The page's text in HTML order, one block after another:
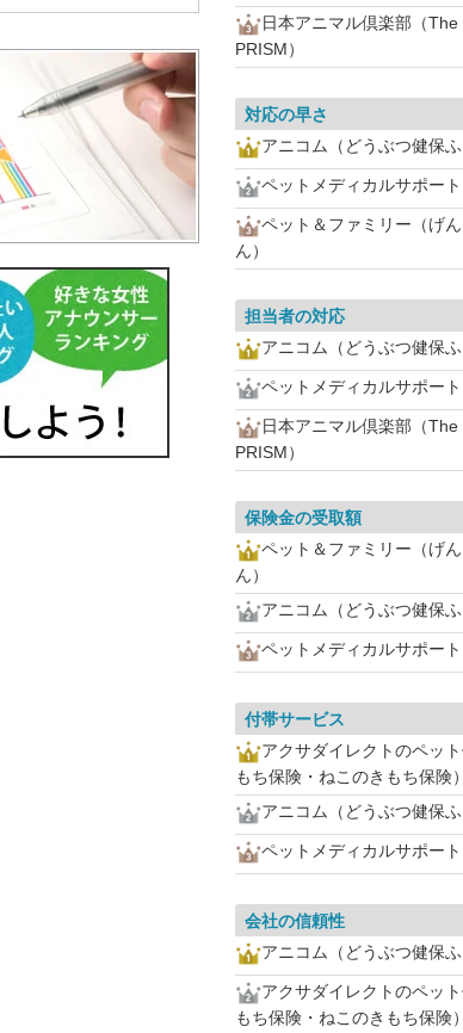
日本アニマル倶楽部（
PRISM）
対応の早さ
アニコム（どうぶつ健保ふ
ペットメディカルサポート
ペット＆ファミリー（げ
ん）
担当者の対応
アニコム（どうぶつ健保ふ
ペットメディカルサポート
日本アニマル倶楽部（
PRISM）
保険金の受取額
ペット＆ファミリー（げ
ん）
アニコム（どうぶつ健保ふ
ペットメディカルサポート
付帯サービス
アクサダイレクトのペッ
もち保険・ねこのきもち保険）
アニコム（どうぶつ健保ふ
ペットメディカルサポート
会社の信頼性
アニコム（どうぶつ健保ふ
アクサダイレクトのペッ
もち保険・ねこのきもち保険）